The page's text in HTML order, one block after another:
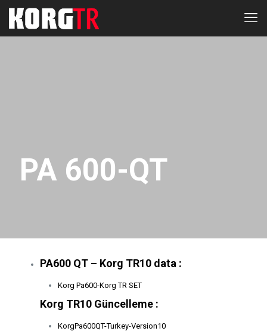
PA 600-QT
PA600 QT – Korg TR10 data :
Korg Pa600-Korg TR SET
Korg TR10 Güncelleme :
KorgPa600QT-Turkey-Version10